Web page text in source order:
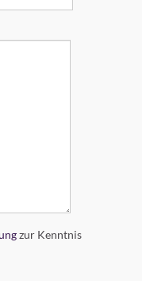
zur Kenntnis